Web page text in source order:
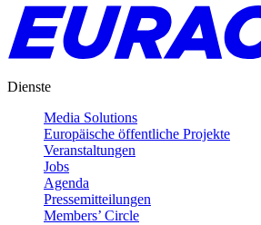
Dienste
Media Solutions
Europäische öffentliche Projekte
Veranstaltungen
Jobs
Agenda
Pressemitteilungen
Members’ Circle